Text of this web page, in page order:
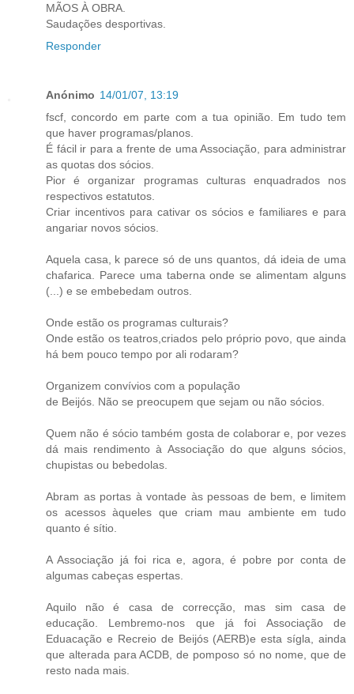
MÃOS À OBRA.
Saudações desportivas.
Responder
Anónimo 14/01/07, 13:19
fscf, concordo em parte com a tua opinião. Em tudo tem
que haver programas/planos.
É fácil ir para a frente de uma Associação, para administrar
as quotas dos sócios.
Pior é organizar programas culturas enquadrados nos
respectivos estatutos.
Criar incentivos para cativar os sócios e familiares e para
angariar novos sócios.
Aquela casa, k parece só de uns quantos, dá ideia de uma
chafarica. Parece uma taberna onde se alimentam alguns
(...) e se embebedam outros.
Onde estão os programas culturais?
Onde estão os teatros,criados pelo próprio povo, que ainda
há bem pouco tempo por ali rodaram?
Organizem convívios com a população
de Beijós. Não se preocupem que sejam ou não sócios.
Quem não é sócio também gosta de colaborar e, por vezes
dá mais rendimento à Associação do que alguns sócios,
chupistas ou bebedolas.
Abram as portas à vontade às pessoas de bem, e limitem
os acessos àqueles que criam mau ambiente em tudo
quanto é sítio.
A Associação já foi rica e, agora, é pobre por conta de
algumas cabeças espertas.
Aquilo não é casa de correcção, mas sim casa de
educação. Lembremo-nos que já foi Associação de
Eduacação e Recreio de Beijós (AERB)e esta sígla, ainda
que alterada para ACDB, de pomposo só no nome, que de
resto nada mais.